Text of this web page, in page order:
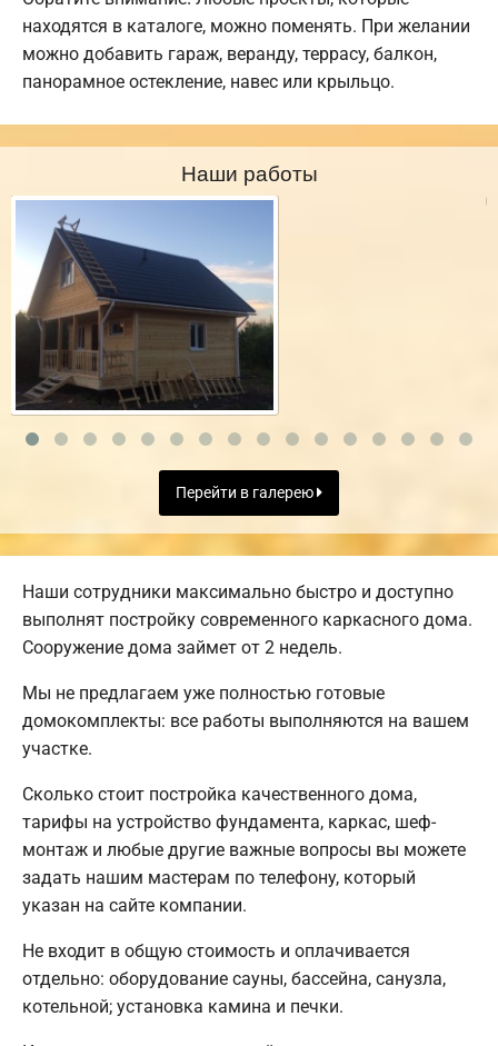
находятся в каталоге, можно поменять. При желании
можно добавить гараж, веранду, террасу, балкон,
панорамное остекление, навес или крыльцо.
Наши работы
Перейти в галерею
Наши сотрудники максимально быстро и доступно
выполнят постройку современного каркасного дома.
Сооружение дома займет от 2 недель.
Мы не предлагаем уже полностью готовые
домокомплекты: все работы выполняются на вашем
участке.
Сколько стоит постройка качественного дома,
тарифы на устройство фундамента, каркас, шеф-
монтаж и любые другие важные вопросы вы можете
задать нашим мастерам по телефону, который
указан на сайте компании.
Не входит в общую стоимость и оплачивается
отдельно: оборудование сауны, бассейна, санузла,
котельной; установка камина и печки.